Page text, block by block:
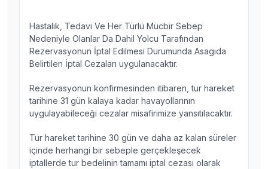
Hastalık, Tedavi Ve Her Türlü Mücbir Sebep
Nedeniyle Olanlar Da Dahil Yolcu Tarafından
Rezervasyonun İptal Edilmesi Durumunda Asagıda
Belirtilen İptal Cezaları uygulanacaktır.
Rezervasyonun konfirmesinden itibaren, tur hareket
tarihine 31 gün kalaya kadar havayollarının
uygulayabileceği cezalar misafirimize yansıtılacaktır.
Tur hareket tarihine 30 gün ve daha az kalan süreler
içinde herhangi bir sebeple gerçekleşecek
iptallerde tur bedelinin tamamı iptal cezası olarak